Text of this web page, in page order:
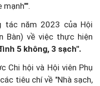
tác năm 2023 của Hội
Bàn) về việc thực hiện
5 không, 3 sạch".
Chi hội và Hội viên Phụ
tiêu chí về "Nhà sạch,